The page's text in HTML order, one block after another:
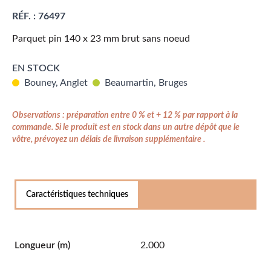
RÉF. : 76497
Parquet pin 140 x 23 mm brut sans noeud
EN STOCK
Bouney, Anglet
Beaumartin, Bruges
Observations : préparation entre 0 % et + 12 % par rapport à la
commande. Si le produit est en stock dans un autre dépôt que le
vôtre, prévoyez un délais de livraison supplémentaire .
Caractéristiques techniques
Longueur (m) 2.000